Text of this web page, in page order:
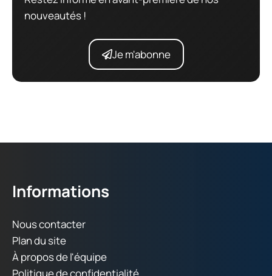
nouveautés !
Je m'abonne
Informations
Nous contacter
Plan du site
À propos de l'équipe